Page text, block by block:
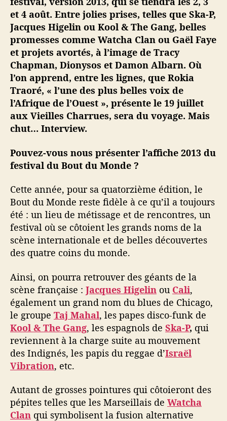
n
e
n
d
r
e
p
a
d
a
ë
l
a
y
et 4 août. Entre jolies prises, telles que Ska-P,
Jacques Higelin ou Kool & The Gang, belles
promesses comme Watcha Clan ou Gaël Faye
et projets avortés, à l’image de Tracy
Chapman, Dionysos et Damon Albarn. Où
l’on apprend, entre les lignes, que Rokia
Traoré, « l’une des plus belles voix de
l’Afrique de l’Ouest », présente le 19 juillet
aux Vieilles Charrues, sera du voyage. Mais
chut… Interview.
Pouvez-vous nous présenter l’affiche 2013 du
festival du Bout du Monde ?
Cette année, pour sa quatorzième édition, le
Bout du Monde reste fidèle à ce qu’il a toujours
été : un lieu de métissage et de rencontres, un
festival où se côtoient les grands noms de la
scène internationale et de belles découvertes
des quatre coins du monde.
Ainsi, on pourra retrouver des géants de la
scène française : Jacques Higelin ou Cali,
également un grand nom du blues de Chicago,
le groupe Taj Mahal, les papes disco-funk de
Kool & The Gang, les espagnols de Ska-P, qui
reviennent à la charge suite au mouvement
des Indignés, les papis du reggae d’Israël
Vibration, etc.
Autant de grosses pointures qui côtoieront des
pépites telles que les Marseillais de Watcha
Clan qui symbolisent la fusion alternative